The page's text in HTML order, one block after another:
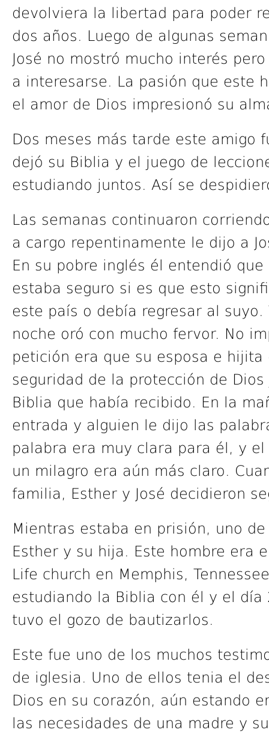
devolviera la libertad para poder
dos años. Luego de algunas
José no mostró mucho interés
a interesarse. La pasión que este
el amor de Dios impresionó su
Dos meses más tarde este amigo
dejó su Biblia y el juego de
estudiando juntos. Así se
Las semanas continuaron
a cargo repentinamente le dijo a
En su pobre inglés él entendió
estaba seguro si es que esto
este país o debía regresar al
noche oró con mucho fervor. No
petición era que su esposa e
seguridad de la protección de
Biblia que había recibido. En la
entrada y alguien le dijo las
palabra era muy clara para él, y
un milagro era aún más claro.
familia, Esther y José decidieron
Mientras estaba en prisión, uno
Esther y su hija. Este hombre era
Life church en Memphis,
estudiando la Biblia con él y el
tuvo el gozo de bautizarlos.
Este fue uno de los muchos
de iglesia. Uno de ellos tenia el
Dios en su corazón, aún estando
las necesidades de una madre y